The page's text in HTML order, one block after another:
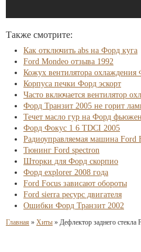
Также смотрите:
Как отключить abs на Форд куга
Ford Mondeo отзыва 1992
Кожух вентилятора
Корпуса печки Форд эскорт
Часто включается вентилятор
Форд Транзит 2005 не горит
Течет масло гур на Форд фьюжен
Форд Фокус 1 6 TDCI 2005
Радиоуправляемая машина Ford
Тюнинг Ford spectron
Шторки для Форд скорпио
Форд explorer 2008 года
Ford Focus зависают обороты
Ford sierra ресурс двигателя
Ошибки Форд Транзит 2002
Главная » Хиты » Дефлектор заднего стекла